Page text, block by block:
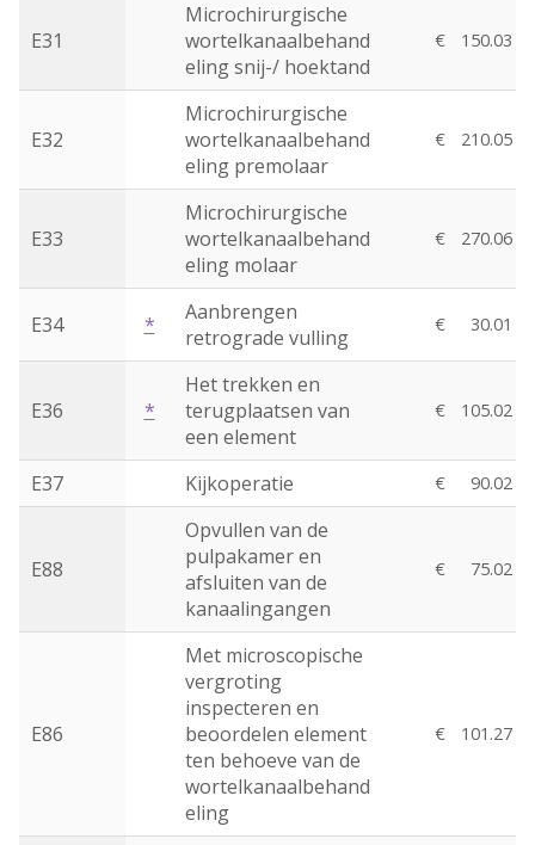
E31
Microchirurgische
wortelkanaalbehand
eling snij-/ hoektand
€ 150.03
E32
Microchirurgische
wortelkanaalbehand
eling premolaar
€ 210.05
E33
Microchirurgische
wortelkanaalbehand
eling molaar
€ 270.06
E34 *
Aanbrengen
retrograde vulling
€ 30.01
E36 *
Het trekken en
terugplaatsen van
een element
€ 105.02
E37 Kijkoperatie € 90.02
E88
Opvullen van de
pulpakamer en
afsluiten van de
kanaalingangen
€ 75.02
E86
Met microscopische
vergroting
inspecteren en
beoordelen element
ten behoeve van de
wortelkanaalbehand
eling
€ 101.27